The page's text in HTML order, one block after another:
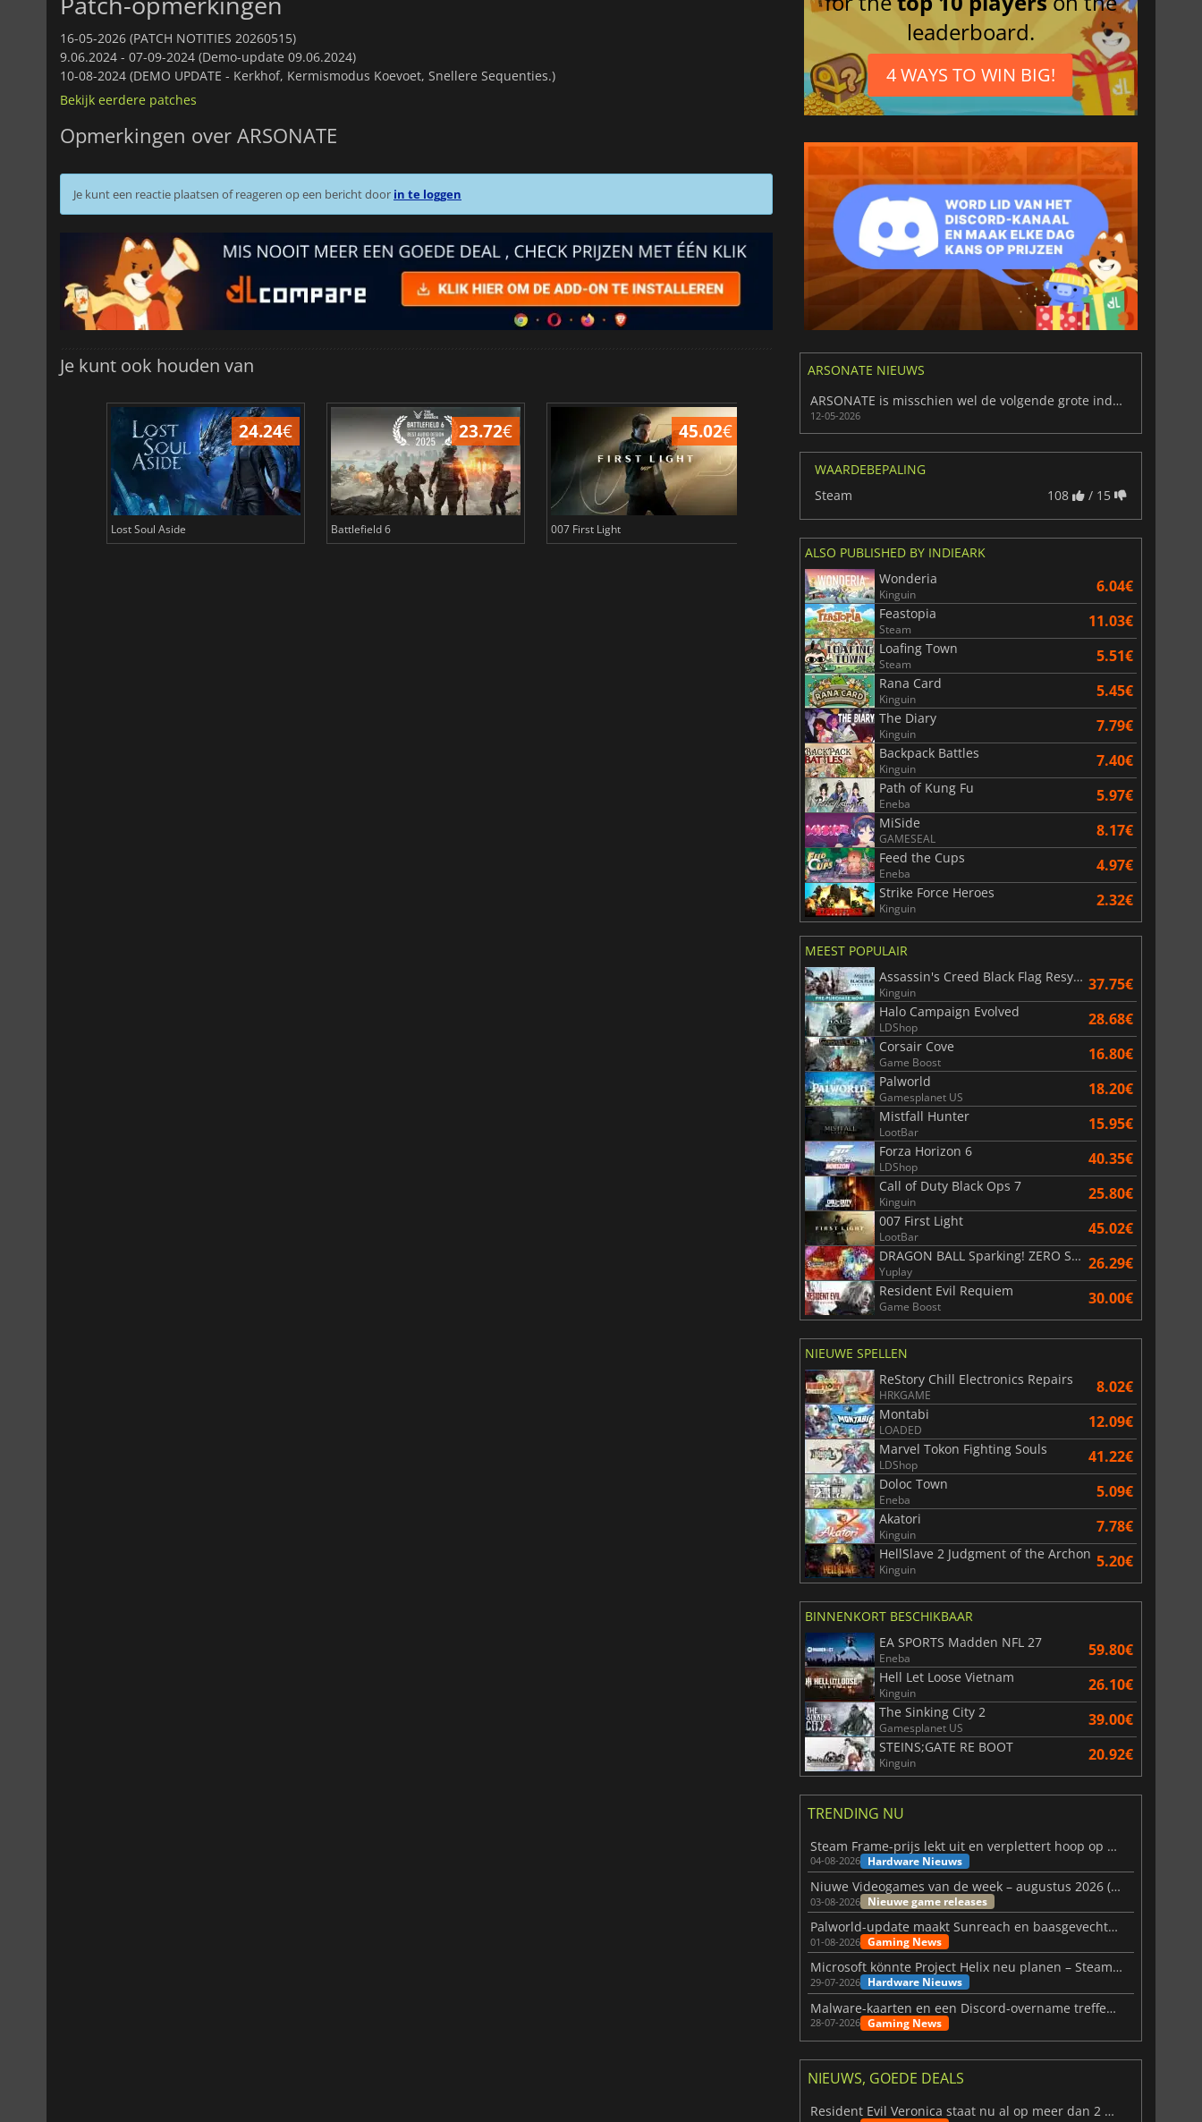
16-05-2026 (PATCH NOTITIES 20260515)
9.06.2024 - 07-09-2024 (Demo-update 09.06.2024)
10-08-2024 (DEMO UPDATE - Kerkhof, Kermismodus Koevoet, Snellere Sequenties.)
Bekijk eerdere patches
Opmerkingen over ARSONATE
Je kunt een reactie plaatsen of reageren op een bericht door in te loggen
Je kunt ook houden van
24.24€
Lost Soul Aside
23.72€
Battlefield 6
45.02€
007 First Light
36.07€ 41.13
leaderboard.
4 WAYS TO WIN BIG!
ARSONATE NIEUWS
ARSONATE is misschien wel de volgende grote indie horror verrassing
12-05-2026
WAARDEBEPALING
Steam
108 / 15
ALSO PUBLISHED BY INDIEARK
Wonderia
Kinguin 6.04€
Feastopia
Steam 11.03€
Loafing Town
Steam 5.51€
Rana Card
Kinguin 5.45€
The Diary
Kinguin 7.79€
Backpack Battles
Kinguin 7.40€
Path of Kung Fu
Eneba 5.97€
MiSide
GAMESEAL 8.17€
Feed the Cups
Eneba 4.97€
Strike Force Heroes
Kinguin 2.32€
MEEST POPULAIR
Assassin's Creed Black Flag Resynced
Kinguin 37.75€
Halo Campaign Evolved
LDShop 28.68€
Corsair Cove
Game Boost 16.80€
Palworld
Gamesplanet US 18.20€
Mistfall Hunter
LootBar 15.95€
Forza Horizon 6
LDShop 40.35€
Call of Duty Black Ops 7
Kinguin 25.80€
007 First Light
LootBar 45.02€
DRAGON BALL Sparking! ZERO Super Limit Breaking NEO
Yuplay 26.29€
Resident Evil Requiem
Game Boost 30.00€
NIEUWE SPELLEN
ReStory Chill Electronics Repairs
HRKGAME 8.02€
Montabi
LOADED 12.09€
Marvel Tokon Fighting Souls
LDShop 41.22€
Doloc Town
Eneba 5.09€
Akatori
Kinguin 7.78€
HellSlave 2 Judgment of the Archon
Kinguin 5.20€
BINNENKORT BESCHIKBAAR
EA SPORTS Madden NFL 27
Eneba 59.80€
Hell Let Loose Vietnam
Kinguin 26.10€
The Sinking City 2
Gamesplanet US 39.00€
STEINS;GATE RE BOOT
Kinguin 20.92€
TRENDING NU
Steam Frame-prijs lekt uit en verplettert hoop op betaalbare VR
04-08-2026 Hardware Nieuws
Niuwe Videogames van de week – augustus 2026 (week 32)
03-08-2026 Nieuwe game releases
Palworld-update maakt Sunreach en baasgevechten stabieler
01-08-2026 Gaming News
Microsoft könnte Project Helix neu planen – Steam-Support wackelt
29-07-2026 Hardware Nieuws
Malware-kaarten en een Discord-overname treffen Meccha Chameleon
28-07-2026 Gaming News
NIEUWS, GOEDE DEALS
Resident Evil Veronica staat nu al op meer dan 2 miljoen verlanglijstjes